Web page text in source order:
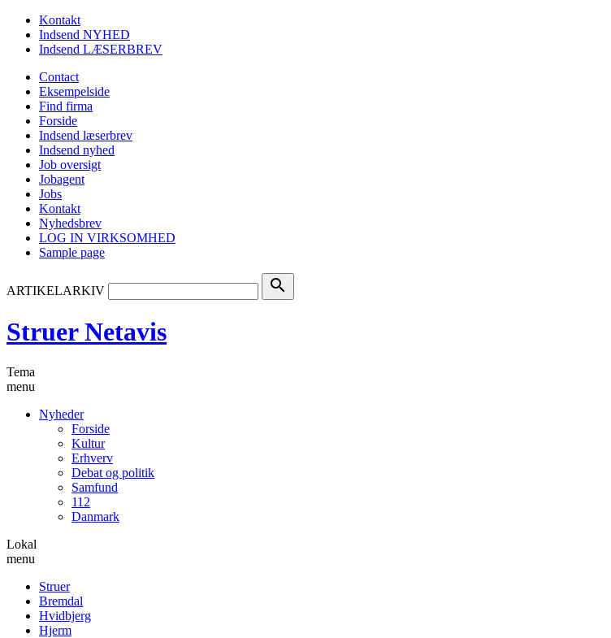
Kontakt
Indsend NYHED
Indsend LÆSERBREV
Contact
Eksempelside
Find firma
Forside
Indsend læserbrev
Indsend nyhed
Job oversigt
Jobagent
Jobs
Kontakt
Nyhedsbrev
LOG IN VIRKSOMHED
Sample page
ARTIKELARKIV search
Struer Netavis
Tema
menu
Nyheder
Forside
Kultur
Erhverv
Debat og politik
Samfund
112
Danmark
Lokal
menu
Struer
Bremdal
Hvidbjerg
Hjerm